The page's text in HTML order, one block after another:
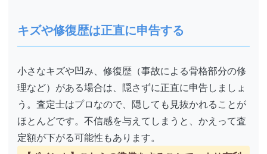
キズや修復歴は正直に申告する
小さなキズや凹み、修復歴（事故による骨格部分の修
理など）がある場合は、隠さずに正直に申告しましょ
う。査定士はプロなので、隠しても見抜かれることが
ほとんどです。不信感を与えてしまうと、かえって査
定額が下がる可能性もあります。